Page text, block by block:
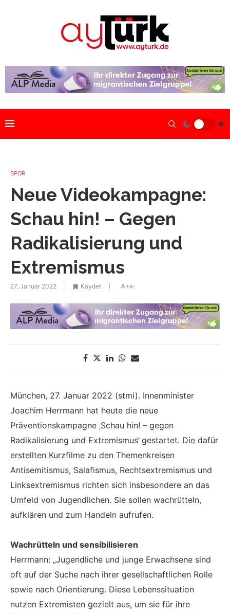
SPOR
Neue Videokampagne:
Schau hin! – Gegen
Radikalisierung und
Extremismus
27. Januar 2022 Kaydet A+A-
München, 27. Januar 2022 (stmi). Innenminister
Joachim Herrmann hat heute die neue
Präventionskampagne ‚Schau hin! – gegen
Radikalisierung und Extremismus‘ gestartet. Die dafür
erstellten Kurzfilme zu den Themenkreisen
Antisemitismus, Salafismus, Rechtsextremismus und
Linksextremismus richten sich insbesondere an das
Umfeld von Jugendlichen. Sie sollen wachrütteln,
aufklären und zum Handeln aufrufen.
Wachrütteln und sensibilisieren
Herrmann: „Jugendliche und junge Erwachsene sind
oft auf der Suche nach ihrer gesellschaftlichen Rolle
sowie nach Orientierung. Diese Lebenssituation
nutzen Extremisten gezielt aus, um sie für ihre